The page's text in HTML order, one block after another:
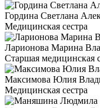
Гордина Светлана
Медицинская сестра
Ларионова Марина
Старшая медицинская
Максимова Юлия
Медицинская сестра